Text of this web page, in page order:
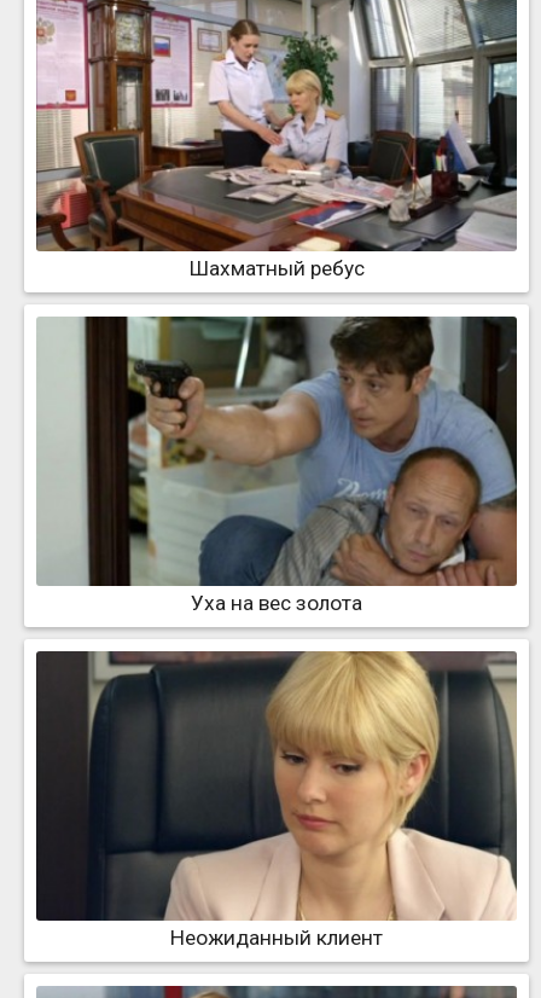
Шахматный ребус
Уха на вес золота
Неожиданный клиент